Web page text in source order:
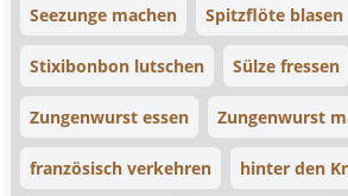
Seezunge machen Spitzflöte blasen
Stixibonbon lutschen Sülze fressen
Zungenwurst essen Zungenwurst
französisch verkehren hinter den